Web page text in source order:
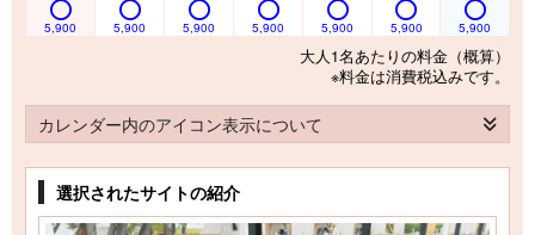
5,900 5,900 5,900 5,900 5,900 5,900 5,900
大人1名あたりの料金（概算）
※料金は消費税込みです。
カレンダー内のアイコン表示について
選択されたサイトの紹介